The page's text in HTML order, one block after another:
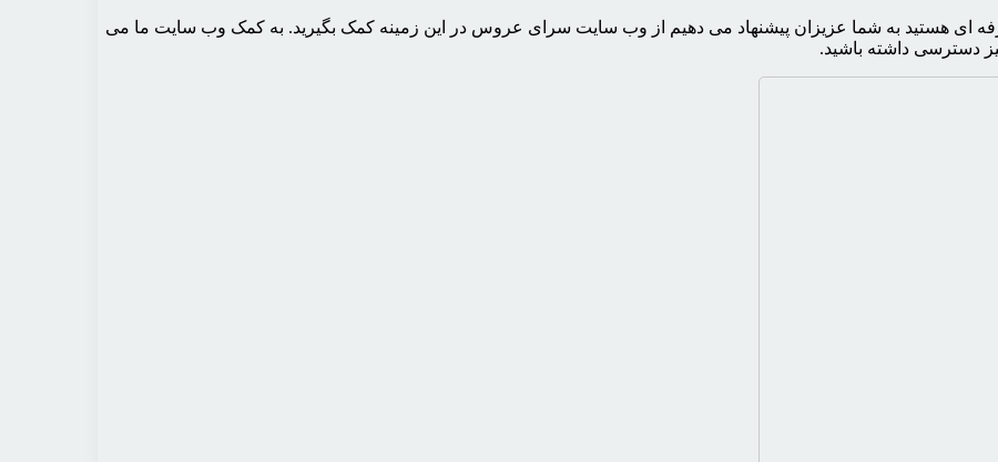
ای هستید به شما عزیزان پیشنهاد می دهیم از وب سایت سرای عروس در این زمینه کمک بگیرید. به کمک وب سایت ما می
دسترسی داشته باشید.